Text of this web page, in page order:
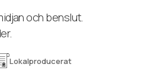
och benslut.
Lokalproducerat